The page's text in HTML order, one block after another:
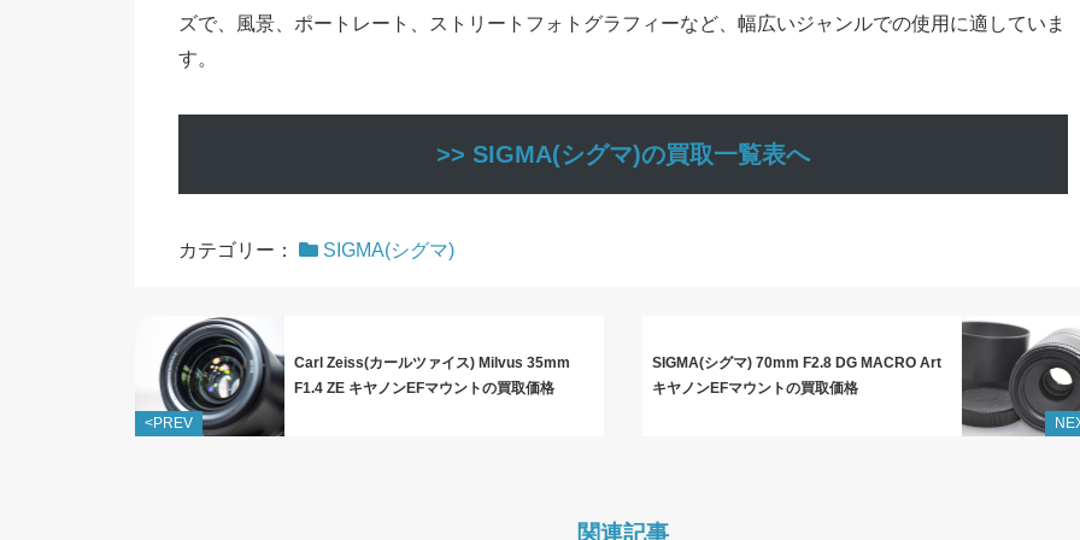
ズで、風景、ポートレート、ストリートフォトグラフィーなど、幅広いジャンルでの使用に適していま
す。
>> SIGMA(シグマ)の買取一覧表へ
カテゴリー： SIGMA(シグマ)
<PREV
Carl Zeiss(カールツァイス) Milvus 35mm
F1.4 ZE キヤノンEFマウントの買取価格
SIGMA(シグマ) 70mm F2.8 DG MACRO Art
キヤノンEFマウントの買取価格
関連記事